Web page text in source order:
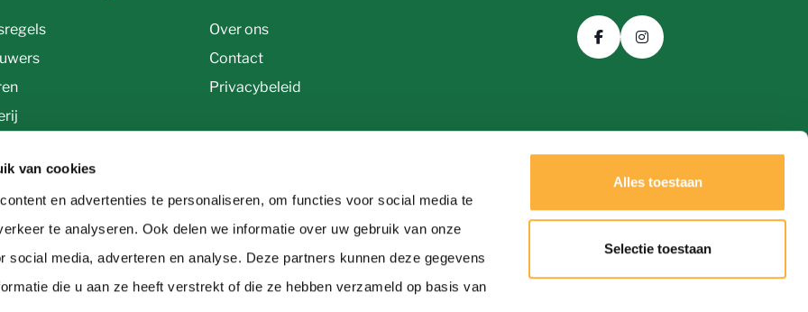
van cookies
en advertenties te personaliseren, om functies voor social media te
te analyseren. Ook delen we informatie over uw gebruik van onze
social media, adverteren en analyse. Deze partners kunnen deze gegevens
die u aan ze heeft verstrekt of die ze hebben verzameld op basis van
Alles toestaan
Selectie toestaan
Over ons
Contact
Privacybeleid